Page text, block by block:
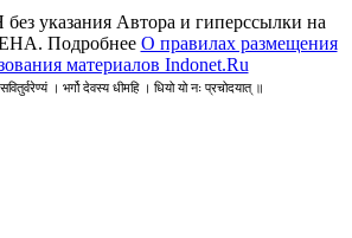
указания Автора и гиперссылки на
Подробнее О правилах размещения
материалов Indonet.Ru
। भर्गो देवस्य धीमहि । धियो यो नः प्रचोदयात् ॥